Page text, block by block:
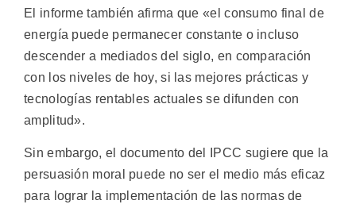
El informe también afirma que «el consumo final de
energía puede permanecer constante o incluso
descender a mediados del siglo, en comparación
con los niveles de hoy, si las mejores prácticas y
tecnologías rentables actuales se difunden con
amplitud».
Sin embargo, el documento del IPCC sugiere que la
persuasión moral puede no ser el medio más eficaz
para lograr la implementación de las normas de